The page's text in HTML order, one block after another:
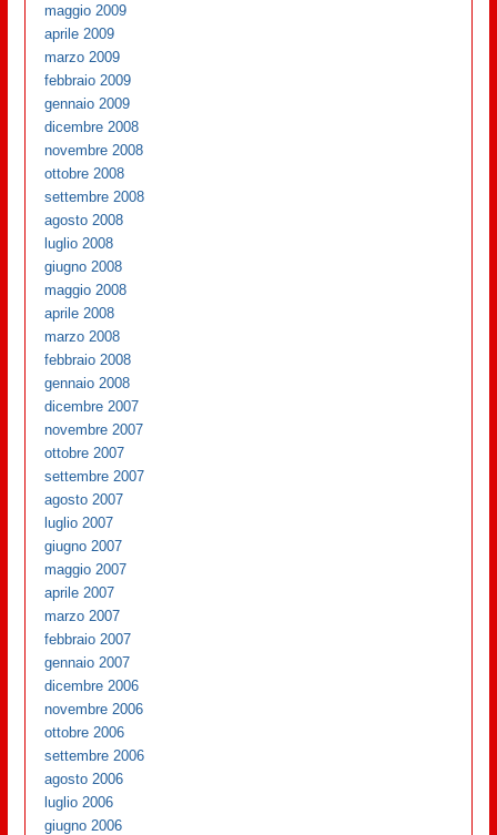
maggio 2009
aprile 2009
marzo 2009
febbraio 2009
gennaio 2009
dicembre 2008
novembre 2008
ottobre 2008
settembre 2008
agosto 2008
luglio 2008
giugno 2008
maggio 2008
aprile 2008
marzo 2008
febbraio 2008
gennaio 2008
dicembre 2007
novembre 2007
ottobre 2007
settembre 2007
agosto 2007
luglio 2007
giugno 2007
maggio 2007
aprile 2007
marzo 2007
febbraio 2007
gennaio 2007
dicembre 2006
novembre 2006
ottobre 2006
settembre 2006
agosto 2006
luglio 2006
giugno 2006